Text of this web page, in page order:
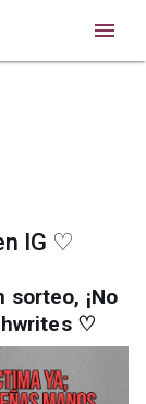

IG ♡
¡No
♡